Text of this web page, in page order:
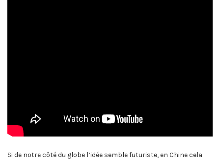
Si de notre côté du globe l’idée semble futuriste, en Chine cela